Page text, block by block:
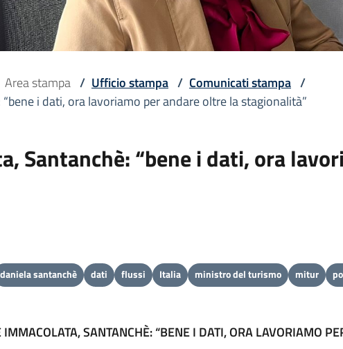
Area stampa / Ufficio stampa / Comunicati stampa /
i dati, ora lavoriamo per andare oltre la stagionalità”
Santanchè: “bene i dati, ora
daniela santanchè dati flussi Italia ministro del turismo mitur
IMMACOLATA, SANTANCHÈ: “BENE I DATI, ORA LAVORIAMO